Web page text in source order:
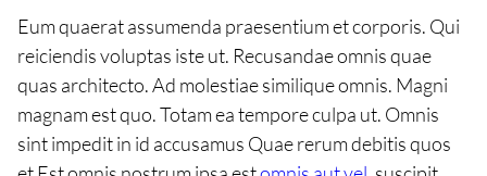
Eum quaerat assumenda praesentium et corporis. Qui
reiciendis voluptas iste ut. Recusandae omnis quae
quas architecto. Ad molestiae similique omnis. Magni
magnam est quo. Totam ea tempore culpa ut. Omnis
sint impedit in id accusamus Quae rerum debitis quos